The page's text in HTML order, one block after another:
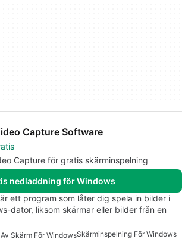
Capture Software
Capture för gratis skärminspelning
nedladdning för Windows
ett program som låter dig spela in bilder i
dator, liksom skärmar eller bilder från en
Skärm För WindowsSkärminspelning För Windows